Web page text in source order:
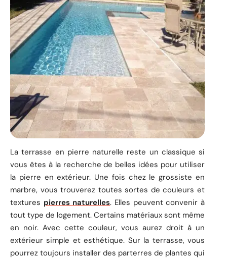
La terrasse en pierre naturelle reste un classique si
vous êtes à la recherche de belles idées pour utiliser
la pierre en extérieur. Une fois chez le grossiste en
marbre, vous trouverez toutes sortes de couleurs et
textures pierres naturelles. Elles peuvent convenir à
tout type de logement. Certains matériaux sont même
en noir. Avec cette couleur, vous aurez droit à un
extérieur simple et esthétique. Sur la terrasse, vous
pourrez toujours installer des parterres de plantes qui